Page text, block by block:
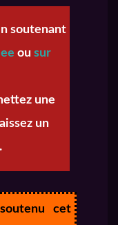
soutenant
ou sur
une
un
cet